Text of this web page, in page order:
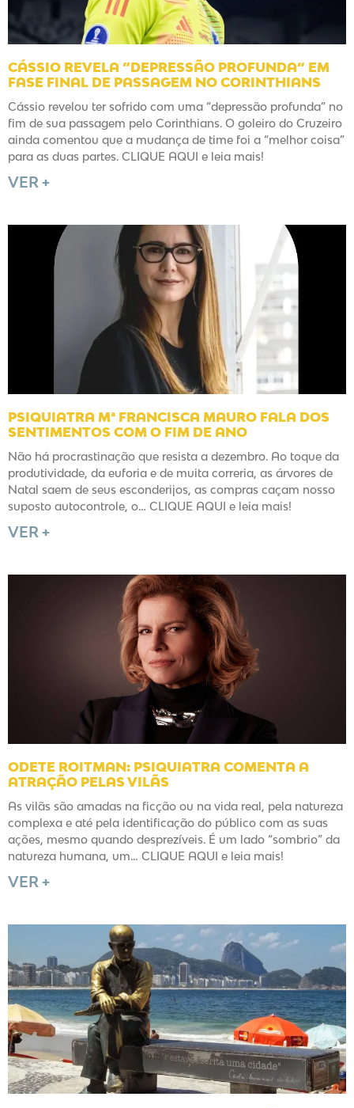
CÁSSIO REVELA “DEPRESSÃO PROFUNDA” EM
FASE FINAL DE PASSAGEM NO CORINTHIANS
Cássio revelou ter sofrido com uma “depressão profunda” no
fim de sua passagem pelo Corinthians. O goleiro do Cruzeiro
ainda comentou que a mudança de time foi a “melhor coisa”
para as duas partes. CLIQUE AQUI e leia mais!
VER +
PSIQUIATRA Mª FRANCISCA MAURO FALA DOS
SENTIMENTOS COM O FIM DE ANO
Não há procrastinação que resista a dezembro. Ao toque da
produtividade, da euforia e de muita correria, as árvores de
Natal saem de seus esconderijos, as compras caçam nosso
suposto autocontrole, o… CLIQUE AQUI e leia mais!
VER +
ODETE ROITMAN: PSIQUIATRA COMENTA A
ATRAÇÃO PELAS VILÃS
As vilãs são amadas na ficção ou na vida real, pela natureza
complexa e até pela identificação do público com as suas
ações, mesmo quando desprezíveis. É um lado “sombrio” da
natureza humana, um… CLIQUE AQUI e leia mais!
VER +